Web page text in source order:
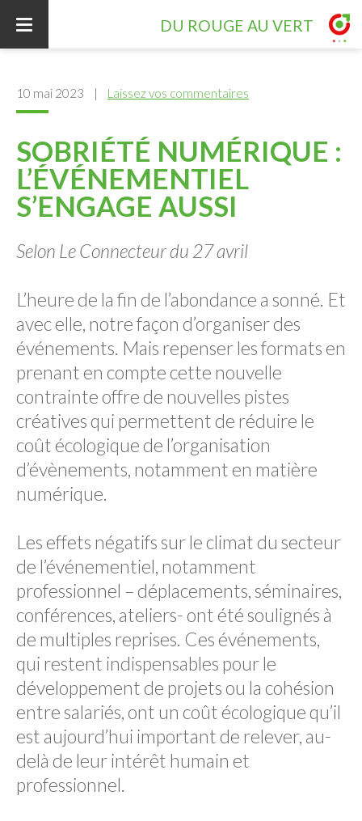
DU ROUGE AU VERT
ACCUEIL
CONTRIBUTIONS
INTERVENTION
VOTRE PROJET
OPINIONS
10 mai 2023 | Laissez vos commentaires
SOBRIÉTÉ NUMÉRIQUE :
L’ÉVÉNEMENTIEL
S’ENGAGE AUSSI
Selon Le Connecteur du 27 avril
L’heure de la fin de l’abondance a sonné. Et
avec elle, notre façon d’organiser des
événements. Mais repenser les formats en
prenant en compte cette nouvelle
contrainte offre de nouvelles pistes
créatives qui permettent de réduire le
coût écologique de l’organisation
d’évènements, notamment en matière
numérique.
Les effets négatifs sur le climat du secteur
de l’événementiel, notamment
professionnel – déplacements, séminaires,
conférences, ateliers- ont été soulignés à
de multiples reprises. Ces événements,
qui restent indispensables pour le
développement de projets ou la cohésion
entre salariés, ont un coût écologique qu’il
est aujourd’hui important de relever, au-
delà de leur intérêt humain et
professionnel.